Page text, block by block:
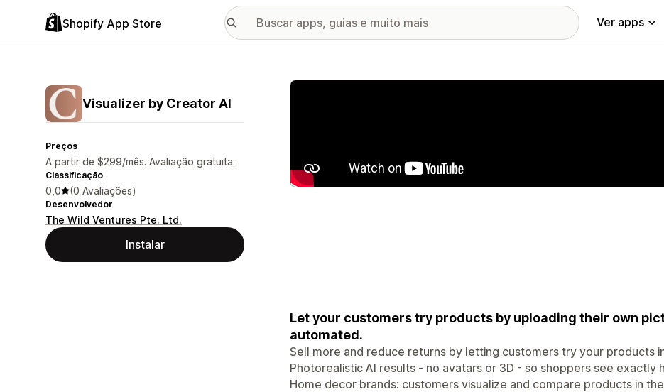
Shopify App Store Ver apps
Visualizer by Creator AI
Preços
A partir de $299/mês. Avaliação gratuita.
Classificação
0,0 (0 Avaliações)
Desenvolvedor
The Wild Ventures Pte. Ltd.
Instalar
Galeria de imagens em destaque
Let your customers try products by uploading their own
automated.
Sell more and reduce returns by letting customers try your products
Photorealistic AI results - no avatars or 3D - so shoppers see exactly
Home decor brands: customers visualize and compare products in